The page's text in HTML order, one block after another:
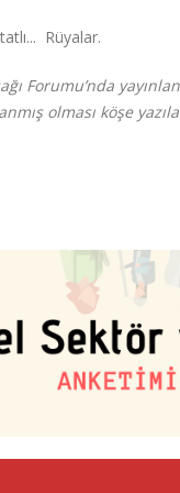
Rüyalar.
Forumu’nda
olması köşe